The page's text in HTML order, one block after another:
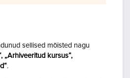
sellised mõisted nagu
„Arhiveeritud kursus“,
.